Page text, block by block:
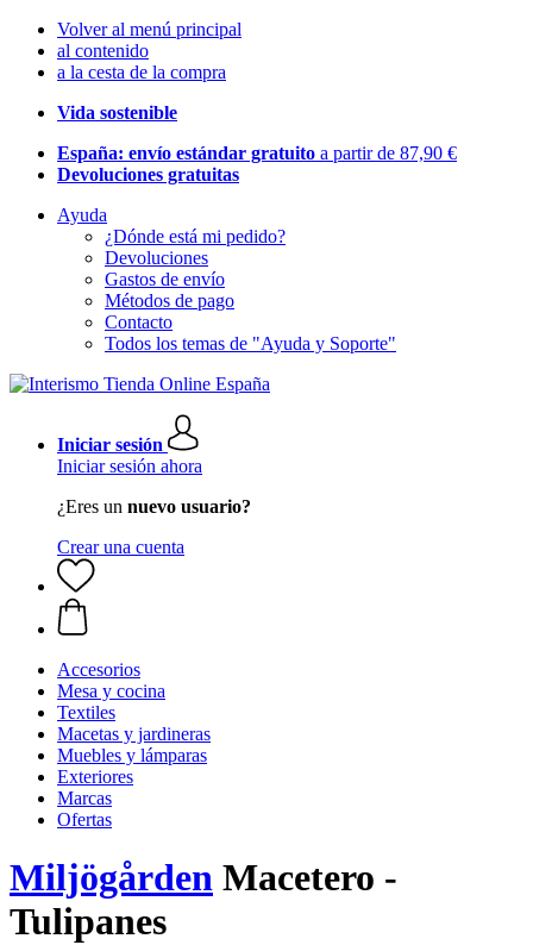
Volver al menú principal
al contenido
a la cesta de la compra
Vida sostenible
España: envío estándar gratuito a partir de 87,90 €
Devoluciones gratuitas
Ayuda
¿Dónde está mi pedido?
Devoluciones
Gastos de envío
Métodos de pago
Contacto
Todos los temas de "Ayuda y Soporte"
Iniciar sesión
Iniciar sesión ahora
¿Eres un nuevo usuario?
Crear una cuenta
Accesorios
Mesa y cocina
Textiles
Macetas y jardineras
Muebles y lámparas
Exteriores
Marcas
Ofertas
Miljögården Macetero -
Tulipanes